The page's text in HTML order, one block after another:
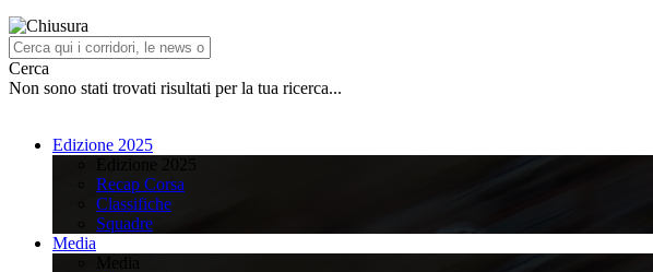
Cerca
Non sono stati trovati risultati per la tua ricerca...
Edizione 2025
Recap Corsa
Classifiche
Squadre
Media